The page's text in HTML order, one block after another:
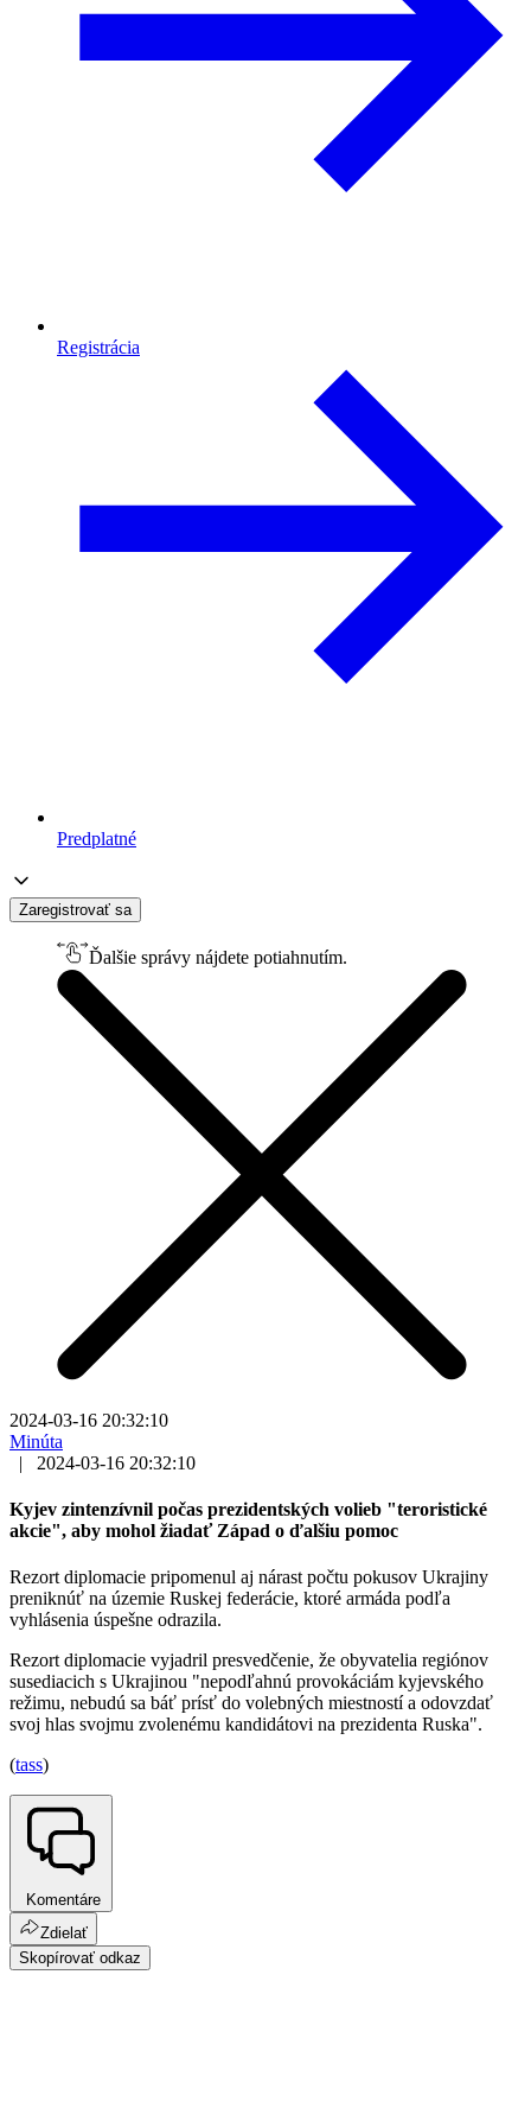
Registrácia
Predplatné
Zaregistrovať sa
Ďalšie správy nájdete potiahnutím.
2024-03-16 20:32:10
Minúta
|
2024-03-16 20:32:10
Kyjev zintenzívnil počas prezidentských volieb "teroristické
akcie", aby mohol žiadať Západ o ďalšiu pomoc
Rezort diplomacie pripomenul aj nárast počtu pokusov Ukrajiny
preniknúť na územie Ruskej federácie, ktoré armáda podľa
vyhlásenia úspešne odrazila.
Rezort diplomacie vyjadril presvedčenie, že obyvatelia regiónov
susediacich s Ukrajinou "nepodľahnú provokáciám kyjevského
režimu, nebudú sa báť prísť do volebných miestností a odovzdať
svoj hlas svojmu zvolenému kandidátovi na prezidenta Ruska".
(tass)
Komentáre
Zdielať
Skopírovať odkaz